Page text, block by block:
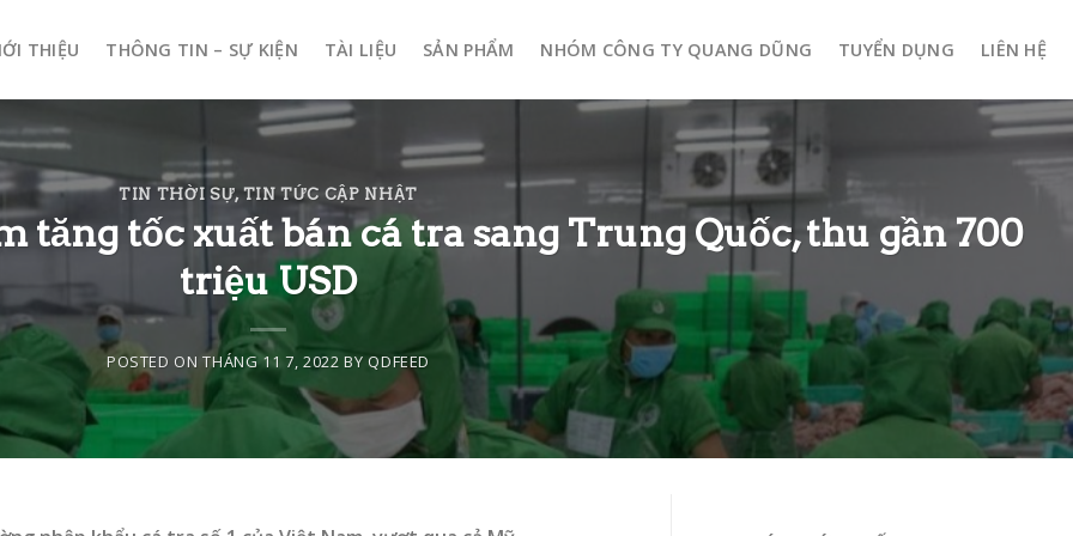
THIỆU THÔNG TIN – SỰ KIỆN TÀI LIỆU SẢN PHẨM NHÓM CÔNG TY QUANG DŨNG TUYỂN DỤNG LIÊN HỆ
TIN THỜI SỰ, TIN TỨC CẬP NHẬT
tăng tốc xuất bán cá tra sang Trung Quốc, thu gần 700
triệu USD
POSTED ONTHÁNG 11 7, 2022 BYQDFEED